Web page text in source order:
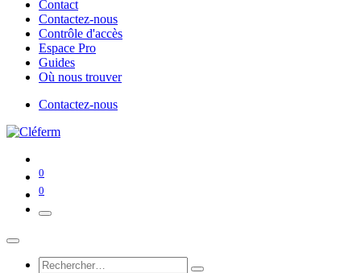
Contact
Contactez-nous
Contrôle d'accès
Espace Pro
Guides
Où nous trouver
Contactez-nous
0
0